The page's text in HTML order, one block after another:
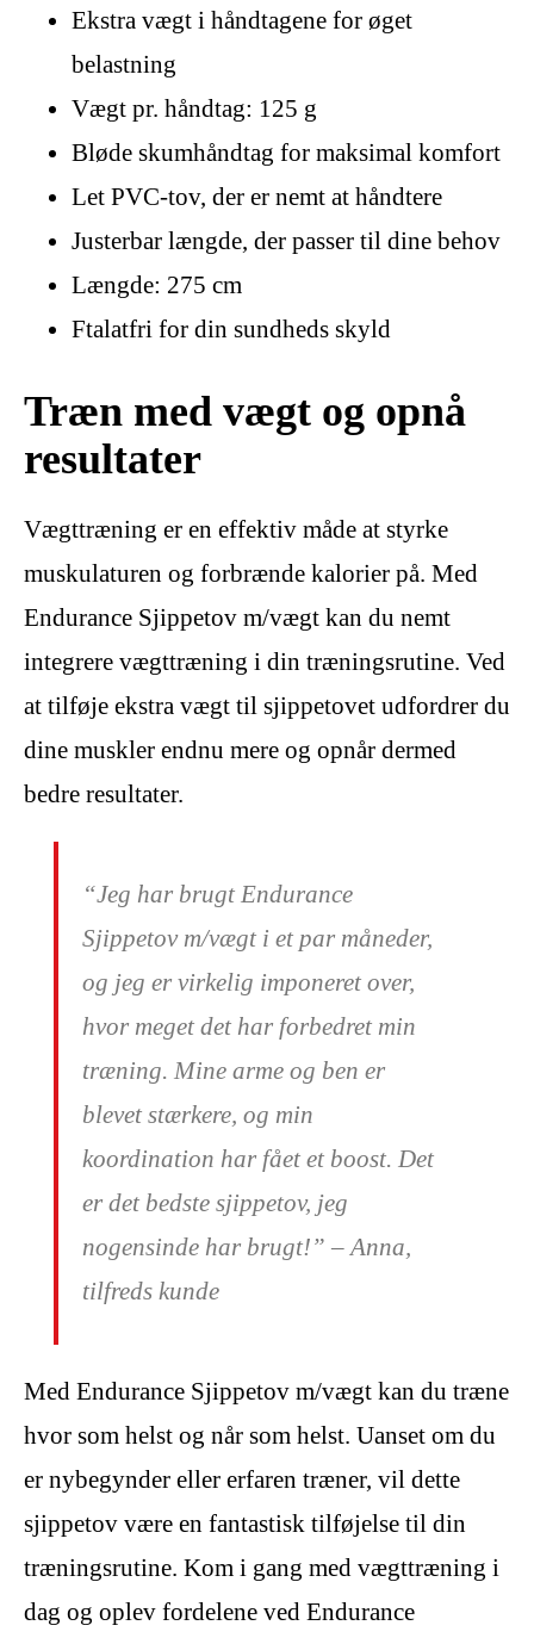
Ekstra vægt i håndtagene for øget
belastning
Vægt pr. håndtag: 125 g
Bløde skumhåndtag for maksimal komfort
Let PVC-tov, der er nemt at håndtere
Justerbar længde, der passer til dine behov
Længde: 275 cm
Ftalatfri for din sundheds skyld
Træn med vægt og opnå
resultater
Vægttræning er en effektiv måde at styrke
muskulaturen og forbrænde kalorier på. Med
Endurance Sjippetov m/vægt kan du nemt
integrere vægttræning i din træningsrutine. Ved
at tilføje ekstra vægt til sjippetovet udfordrer du
dine muskler endnu mere og opnår dermed
bedre resultater.
“Jeg har brugt Endurance
Sjippetov m/vægt i et par måneder,
og jeg er virkelig imponeret over,
hvor meget det har forbedret min
træning. Mine arme og ben er
blevet stærkere, og min
koordination har fået et boost. Det
er det bedste sjippetov, jeg
nogensinde har brugt!” – Anna,
tilfreds kunde
Med Endurance Sjippetov m/vægt kan du træne
hvor som helst og når som helst. Uanset om du
er nybegynder eller erfaren træner, vil dette
sjippetov være en fantastisk tilføjelse til din
træningsrutine. Kom i gang med vægttræning i
dag og oplev fordelene ved Endurance